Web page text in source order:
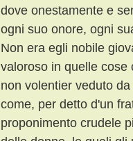
dove onestamente e
ogni suo onore, ogni
Non era egli nobile
valoroso in quelle cose
non volentier veduto
come, per detto d'un
proponimento crudele